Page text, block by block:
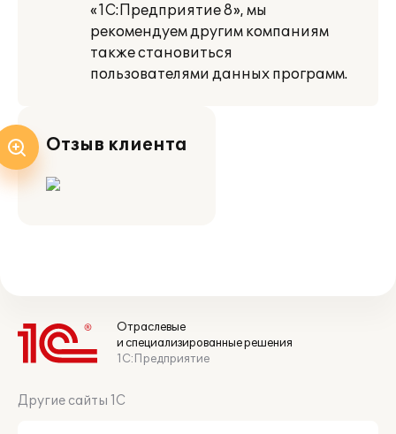
«1С:Предприятие 8», мы
рекомендуем другим компаниям
также становиться
пользователями данных программ.
Отзыв клиента
Отраслевые
и специализированные решения
1С:Предприятие
Другие сайты 1С